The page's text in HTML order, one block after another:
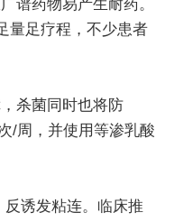
谱药物易产生耐药。
量足疗程，不少患者
杀菌同时也将防
/周，并使用等渗乳酸
诱发粘连。临床推